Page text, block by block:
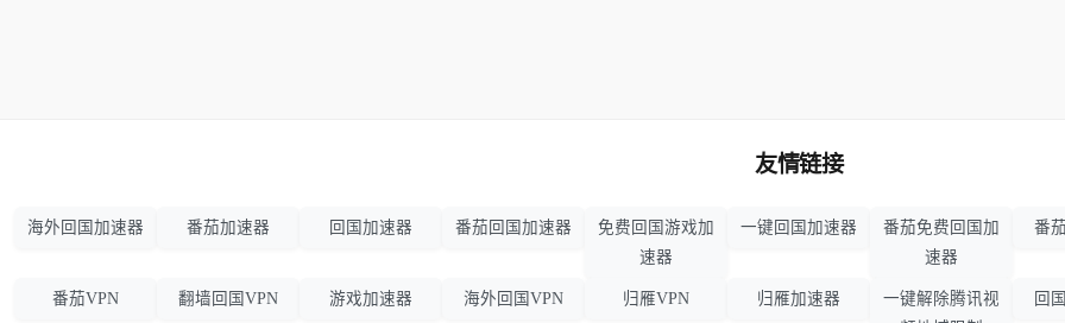
友情链接
海外回国加速器 番茄加速器 回国加速器 番茄回国加速器
免费回国游戏加
速器
一键回国加速器
番茄免费回国加
速器
番
番茄VPN 翻墙回国VPN 游戏加速器 海外回国VPN 归雁VPN 归雁加速器
一键解除腾讯视
回